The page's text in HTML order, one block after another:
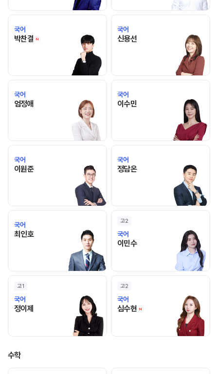
국어
박찬결 N 박찬결 선생님 홈 바로가기
국어
신용선신용선 선생님 홈 바로가기
국어
엄정애엄정애 선생님 홈 바로가기
국어
이수민 이수민 선생님 홈 바로가기
국어
이원준이원준 선생님 홈 바로가기
국어
정담온정담온 선생님 홈 바로가기
국어
최인호최인호 선생님 홈 바로가기
고2
국어
이민수이민수 선생님 홈 바로가기
고1
국어
정이제 정이제 선생님 홈 바로가기
고2
국어
심수현 N 심수현 선생님 홈 바로
수학